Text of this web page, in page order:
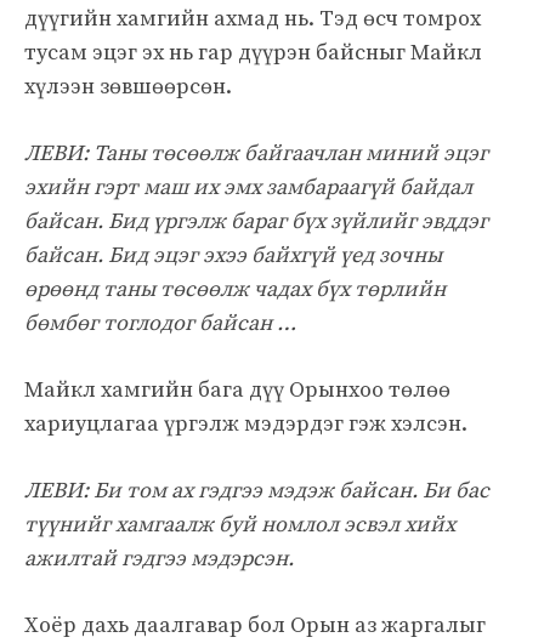
дүүгийн хамгийн ахмад нь. Тэд өсч томрох
тусам эцэг эх нь гар дүүрэн байсныг Майкл
хүлээн зөвшөөрсөн.
ЛЕВИ: Таны төсөөлж байгаачлан миний эцэг
эхийн гэрт маш их эмх замбараагүй байдал
байсан. Бид үргэлж бараг бүх зүйлийг эвддэг
байсан. Бид эцэг эхээ байхгүй үед зочны
өрөөнд таны төсөөлж чадах бүх төрлийн
бөмбөг тоглодог байсан …
Майкл хамгийн бага дүү Орынхоо төлөө
хариуцлагаа үргэлж мэдэрдэг гэж хэлсэн.
ЛЕВИ: Би том ах гэдгээ мэдэж байсан. Би бас
түүнийг хамгаалж буй номлол эсвэл хийх
ажилтай гэдгээ мэдэрсэн.
Хоёр дахь даалгавар бол Орын аз жаргалыг